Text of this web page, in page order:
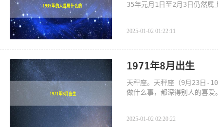
35年元月1日至2月3日仍然属
2025-01-02 01:22:11
1971年8月出生
天秤座。天秤座（9月23日-
做什么事，都深得别人的喜
2025-01-02 02:20:22